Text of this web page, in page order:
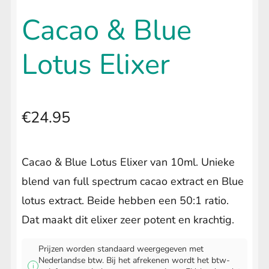
Sananga
Palo Santo
Guayusa extract
Iboga Essence
Raw Cacao
Submenu
Cacao Shot
Cacao & Blue
Lotus Elixer
€24.95
Cacao & Blue Lotus Elixer van 10ml. Unieke
blend van full spectrum cacao extract en Blue
lotus extract. Beide hebben een 50:1 ratio.
Dat maakt dit elixer zeer potent en krachtig.
i
Prijzen worden standaard weergegeven met
Nederlandse btw. Bij het afrekenen wordt het btw-